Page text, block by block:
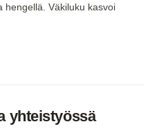
hengellä. Väkiluku kasvoi
yhteistyössä